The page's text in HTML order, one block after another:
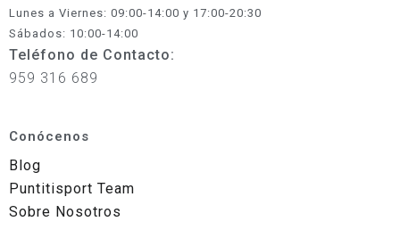
Lunes a Viernes: 09:00-14:00 y 17:00-20:30
Sábados: 10:00-14:00
Teléfono de Contacto:
959 316 689
Conócenos
Blog
Puntitisport Team
Sobre Nosotros